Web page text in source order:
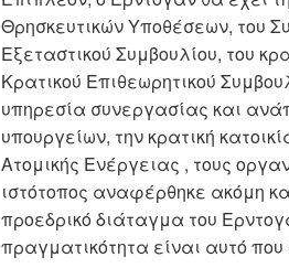
Θρησκευτικών Υποθέσεων, του
Εξεταστικού Συμβουλίου, του
Κρατικού Επιθεωρητικού
υπηρεσία συνεργασίας και
υπουργείων, την κρατική
Ατομικής Ενέργειας , τους
ιστότοπος αναφέρθηκε ακόμη
προεδρικό διάταγμα του
πραγματικότητα είναι αυτό